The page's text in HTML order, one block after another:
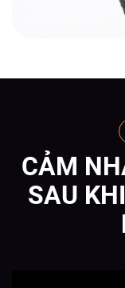
CẢM
SAU